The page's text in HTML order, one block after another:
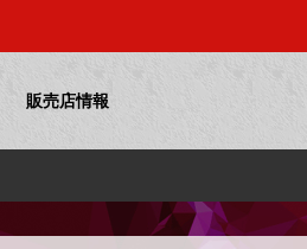
販売店情報